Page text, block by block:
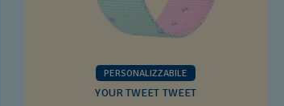
PERSONALIZZABILE
YOUR TWEET TWEET